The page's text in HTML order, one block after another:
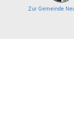
Zur Gemeinde